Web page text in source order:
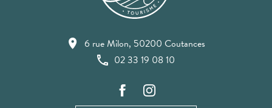
6 rue Milon, 50200 Coutances
02 33 19 08 10